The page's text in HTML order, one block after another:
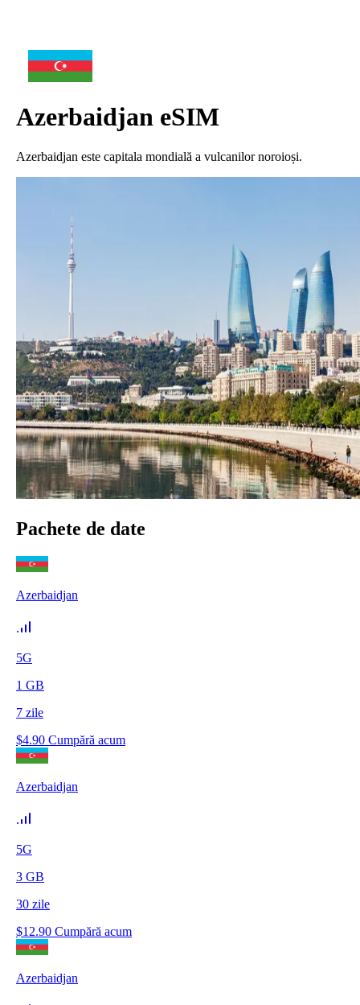
Azerbaidjan eSIM
Azerbaidjan este capitala mondială a vulcanilor noroioși.
Pachete de date
Azerbaidjan
5G
1 GB
7 zile
$4.90 Cumpără acum
Azerbaidjan
5G
3 GB
30 zile
$12.90 Cumpără acum
Azerbaidjan